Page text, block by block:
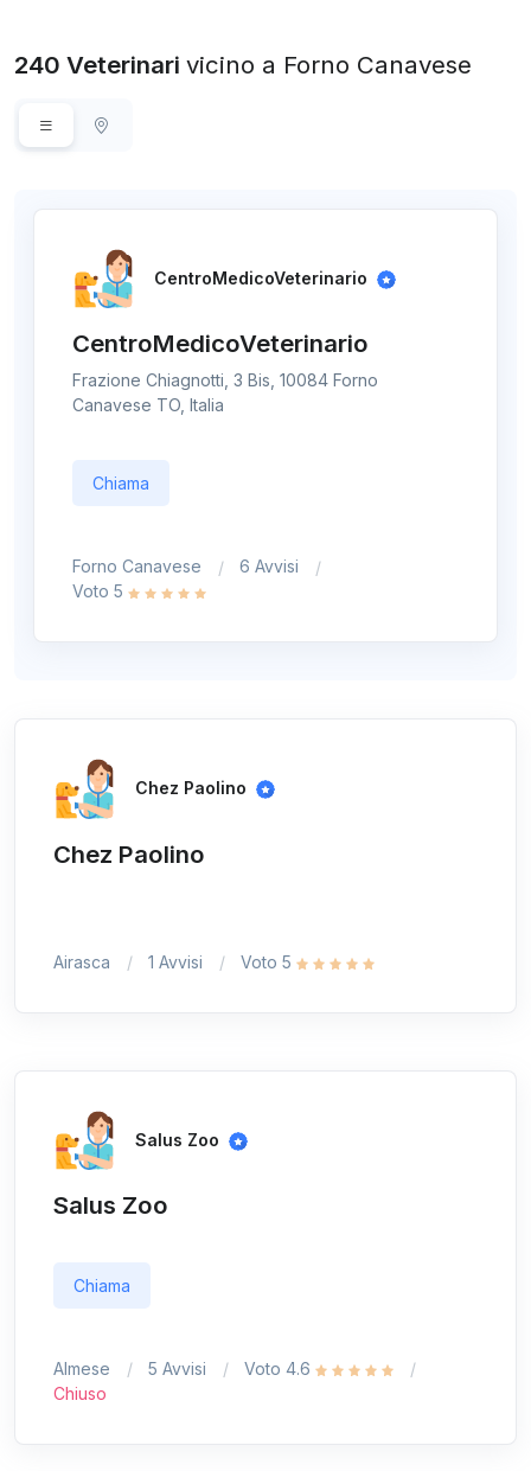
240 Veterinari vicino a Forno Canavese
CentroMedicoVeterinario
CentroMedicoVeterinario
Frazione Chiagnotti, 3 Bis, 10084 Forno
Canavese TO, Italia
Chiama
Forno Canavese
6 Avvisi
Voto 5
Chez Paolino
Chez Paolino
Airasca 1 Avvisi Voto 5
Salus Zoo
Salus Zoo
Chiama
Almese 5 Avvisi
Voto 4.6
Chiuso